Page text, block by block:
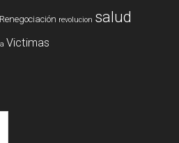
Renegociación revolucion salud
Victimas